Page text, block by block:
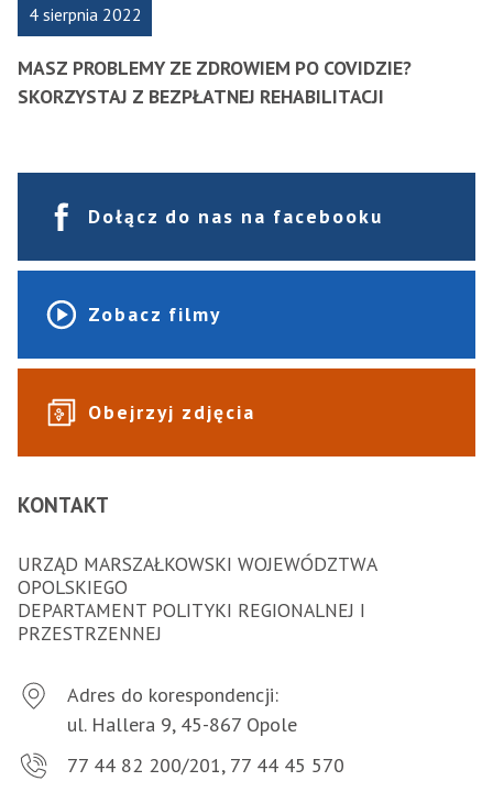
4 sierpnia 2022
MASZ PROBLEMY ZE ZDROWIEM PO COVIDZIE?
SKORZYSTAJ Z BEZPŁATNEJ REHABILITACJI
Dołącz do nas na facebooku
Zobacz filmy
Obejrzyj zdjęcia
KONTAKT
URZĄD MARSZAŁKOWSKI WOJEWÓDZTWA
OPOLSKIEGO
DEPARTAMENT POLITYKI REGIONALNEJ I
PRZESTRZENNEJ
Adres do korespondencji:
ul. Hallera 9, 45-867 Opole
77 44 82 200/201, 77 44 45 570